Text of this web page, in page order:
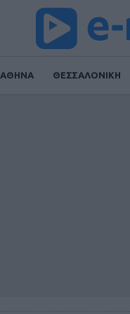
ΑΘΗΝΑ ΘΕΣΣΑΛΟΝΙΚΗ